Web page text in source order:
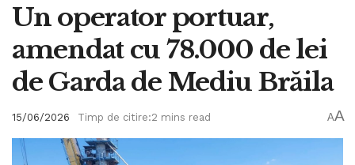
Un operator portuar,
amendat cu 78.000 de lei
de Garda de Mediu Brăila
15/06/2026 Timp de citire:2 mins read AA